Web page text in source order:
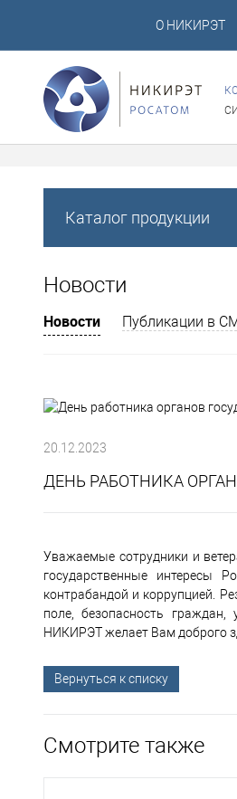
О НИКИРЭТ
Каталог продукции
Новости
Новости Публикации в
20.12.2023
ДЕНЬ РАБОТНИКА
Уважаемые сотрудники и
государственные интересы
контрабандой и коррупцией.
поле, безопасность граждан,
НИКИРЭТ желает Вам доброго
Вернуться к списку
Смотрите также